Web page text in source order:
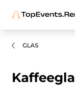
GLAS